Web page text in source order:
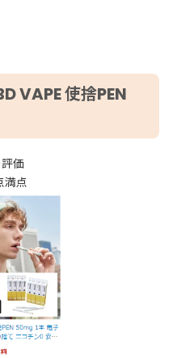
VAPE 使捨PEN
価
点